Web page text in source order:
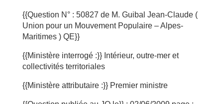
{{Question N° : 50827 de M. Guibal Jean-Claude (
Union pour un Mouvement Populaire – Alpes-
Maritimes ) QE}}
{{Ministère interrogé :}} Intérieur, outre-mer et
collectivités territoriales
{{Ministère attributaire :}} Premier ministre